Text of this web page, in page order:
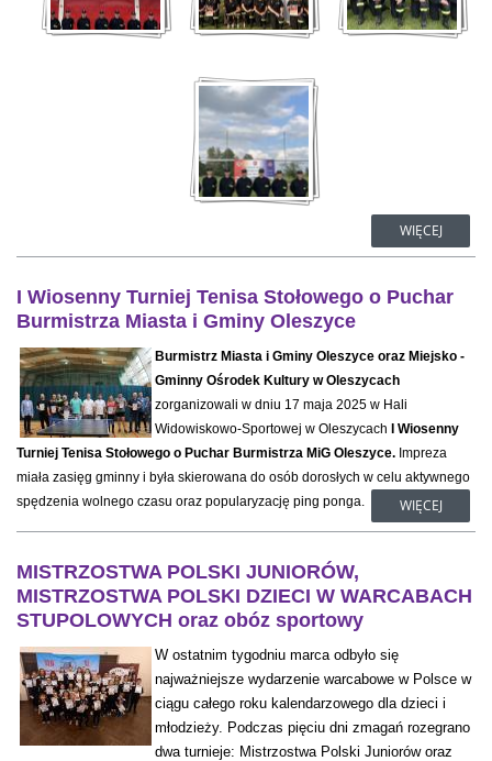
WIĘCEJ
I Wiosenny Turniej Tenisa Stołowego o Puchar
Burmistrza Miasta i Gminy Oleszyce
Burmistrz Miasta i Gminy Oleszyce oraz Miejsko -
Gminny Ośrodek Kultury w Oleszycach
zorganizowali w dniu 17 maja 2025 w Hali
Widowiskowo-Sportowej w Oleszycach
I Wiosenny
Turniej Tenisa Stołowego o Puchar Burmistrza MiG Oleszyce. Impreza
miała zasięg gminny i była skierowana do osób dorosłych w celu aktywnego
spędzenia wolnego czasu oraz popularyzację ping ponga.
WIĘCEJ
MISTRZOSTWA POLSKI JUNIORÓW,
MISTRZOSTWA POLSKI DZIECI W WARCABACH
STUPOLOWYCH oraz obóz sportowy
W ostatnim tygodniu marca odbyło się
najważniejsze wydarzenie warcabowe w Polsce w
ciągu całego roku kalendarzowego dla dzieci i
młodzieży. Podczas pięciu dni zmagań rozegrano
dwa turnieje: Mistrzostwa Polski Juniorów oraz